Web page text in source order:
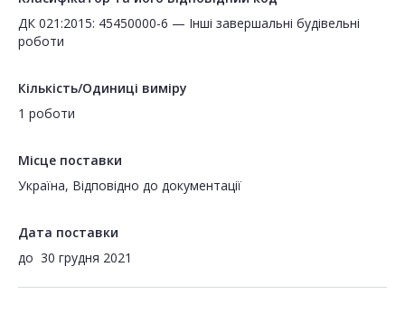
ДК 021:2015: 45450000-6 — Інші завершальні будівельні
роботи
Кількість/Одиниці виміру
1 роботи
Місце поставки
Україна, Відповідно до документації
Дата поставки
до 30 грудня 2021